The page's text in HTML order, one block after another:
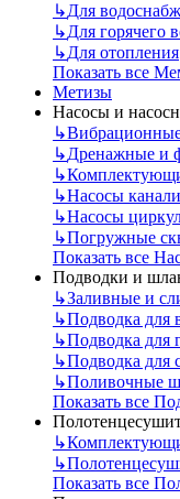
↳Для
↳Для горячего
↳Для отопления
Показать все
Метизы
Насосы и
↳
↳Дренажные и
↳
↳Насосы
↳Насосы
↳Погружные
Показать все
Подводки и
↳Заливные и
↳Подводка для
↳Подводка для
↳Подводка для
↳Поливочные
Показать все
↳
↳
Показать все